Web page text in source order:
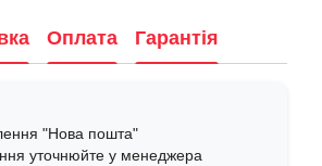
Оплата Гарантія
"Нова пошта"
уточнюйте у менеджера